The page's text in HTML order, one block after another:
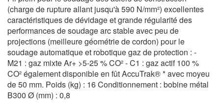
(charge de rupture allant jusqu'à 590 N/mm²) excellentes
caractéristiques de dévidage et grande régularité des
performances de soudage arc stable avec peu de
projections (meilleure géométrie de cordon) pour le
soudage automatique et robotique gaz de protection : -
M21 : gaz mixte Ar+ >5-25 % CO² - C1 : gaz actif 100 %
CO² également disponible en fût AccuTrak® * avec moyeu
de 50 mm. Poids (kg) : 16 Conditionnement : bobine métal
B300 Ø (mm) : 0,8